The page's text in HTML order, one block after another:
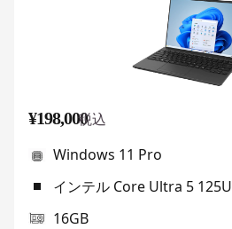
¥198,000税込
Windows 11 Pro
インテル Core Ultra 5 125U
16GB